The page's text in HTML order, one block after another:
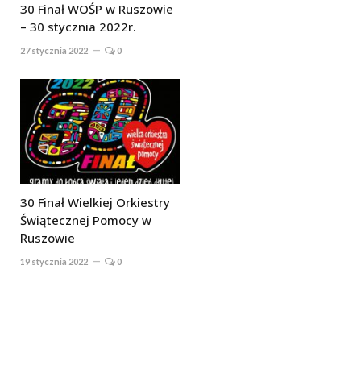
30 Finał WOŚP w Ruszowie
– 30 stycznia 2022r.
27 stycznia 2022 0
30 Finał Wielkiej Orkiestry
Świątecznej Pomocy w
Ruszowie
19 stycznia 2022 0